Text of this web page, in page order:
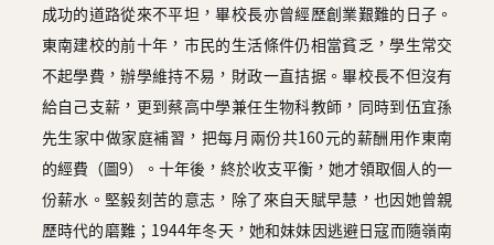
成功的道路從來不平坦，畢校長亦曾經歷創業艱難的日子。
東南建校的前十年，市民的生活條件仍相當貧乏，學生常交
不起學費，辦學維持不易，財政一直拮据。畢校長不但沒有
給自己支薪，更到蔡高中學兼任生物科教師，同時到伍宜孫
先生家中做家庭補習，把每月兩份共160元的薪酬用作東南
的經費（圖9）。十年後，終於收支平衡，她才領取個人的一
份薪水。堅毅刻苦的意志，除了來自天賦早慧，也因她曾親
歷時代的磨難；1944年冬天，她和妹妹因逃避日寇而隨嶺南